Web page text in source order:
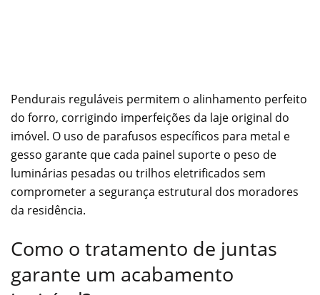
Pendurais reguláveis permitem o alinhamento perfeito
do forro, corrigindo imperfeições da laje original do
imóvel. O uso de parafusos específicos para metal e
gesso garante que cada painel suporte o peso de
luminárias pesadas ou trilhos eletrificados sem
comprometer a segurança estrutural dos moradores
da residência.
Como o tratamento de juntas
garante um acabamento